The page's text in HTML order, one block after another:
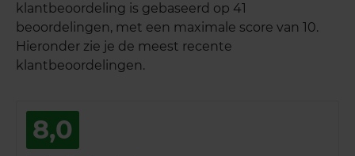
klantbeoordeling is gebaseerd op 41
beoordelingen, met een maximale score van 10.
Hieronder zie je de meest recente
klantbeoordelingen.
8,0